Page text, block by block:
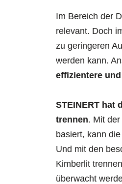
Im Bereich der
relevant. Doch
zu geringeren
werden kann.
effizientere
STEINERT hat
trennen. Mit der
basiert, kann
Und mit den
Kimberlit
überwacht